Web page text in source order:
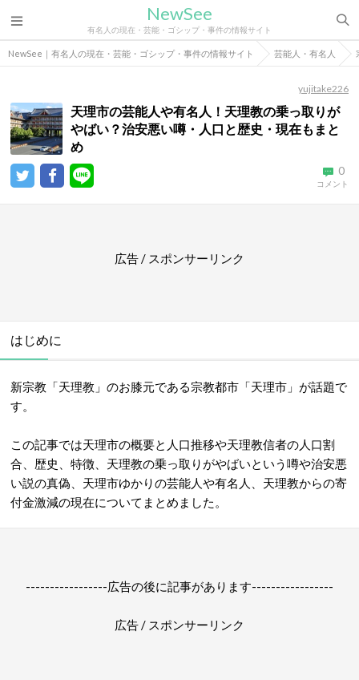
NewSee
有名人の現在・芸能・ゴシップ・事件の情報サイト
NewSee｜有名人の現在・芸能・ゴシップ・事件の情報サイト 芸能人・有名人
yujitake226
天理市の芸能人や有名人！天理教の乗っ取りが
やばい？治安悪い噂・人口と歴史・現在もまと
め
0
コメント
広告 / スポンサーリンク
はじめに
新宗教「天理教」のお膝元である宗教都市「天理市」が話題で
す。
この記事では天理市の概要と人口推移や天理教信者の人口割
合、歴史、特徴、天理教の乗っ取りがやばいという噂や治安悪
い説の真偽、天理市ゆかりの芸能人や有名人、天理教からの寄
付金激減の現在についてまとめました。
-----------------広告の後に記事があります-----------------
広告 / スポンサーリンク